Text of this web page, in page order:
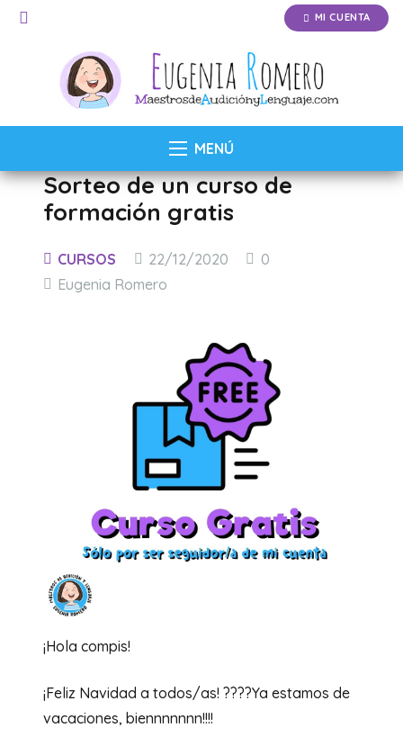
MI CUENTA
MENÚ
Sorteo de un curso de
formación gratis
CURSOS 22/12/2020
0
Eugenia Romero
¡Hola compis!
¡Feliz Navidad a todos/as! ????Ya estamos de
vacaciones, biennnnnnn!!!!